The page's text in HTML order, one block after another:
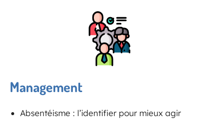
Management
Absentéisme : l’identifier pour mieux agir